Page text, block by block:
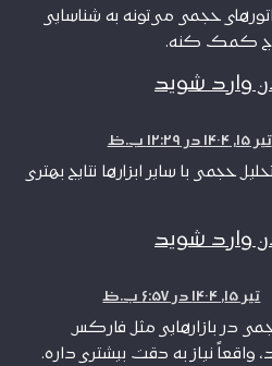
حجمی می‌تونه به شناسایی
کمک کنه.
وارد شوید
تیر ۱۵, ۱۴۰۴ در ۱۲:۲۹ ب.ظ
حجمی با سایر ابزارها نتایج بهتری
وارد شوید
تیر ۱۵, ۱۴۰۴ در ۶:۵۷ ب.ظ
در بازارهایی مثل فارکس
واقعاً نیاز به دقت بیشتری داره.